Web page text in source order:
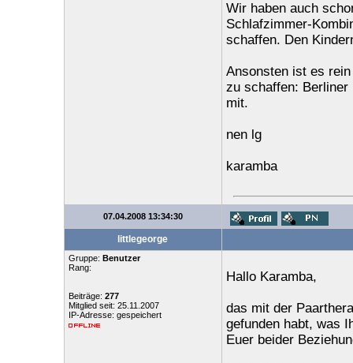
Wir haben auch
Schlafzimmer-
schaffen. Den
Ansonsten ist es
zu schaffen: Berliner
mit.
nen lg
karamba
07.04.2008 13:34:30
littlegeorge
Gruppe: Benutzer
Rang:
Beiträge: 277
Mitglied seit: 25.11.2007
IP-Adresse: gespeichert
Hallo Karamba,
das mit der
gefunden habt, was
Euer beider